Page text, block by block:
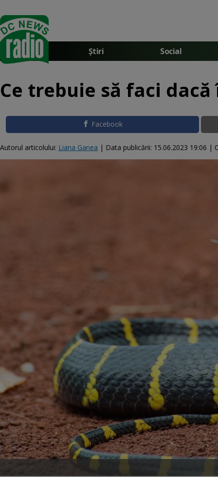
Știri Social
Ce trebuie să faci
Facebook
Autorul articolului: Liana Ganea | Data publicării: 15.06.2023 19:06 |